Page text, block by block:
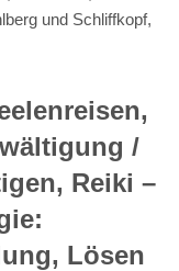
und Schliffkopf,
/
Reiki –
Lösen